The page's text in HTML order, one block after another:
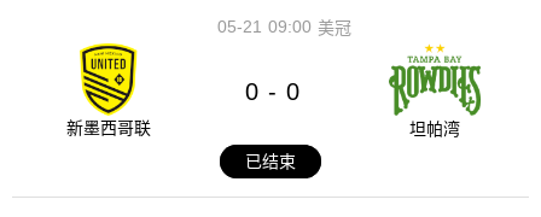
09:00
05-21 美冠
新墨西哥联
0 - 0
坦帕湾
已结束